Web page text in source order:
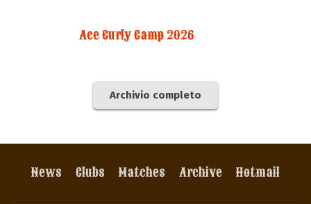
Ace Curly Camp 2026
Archivio completo
News Clubs Matches Archive Hotmail